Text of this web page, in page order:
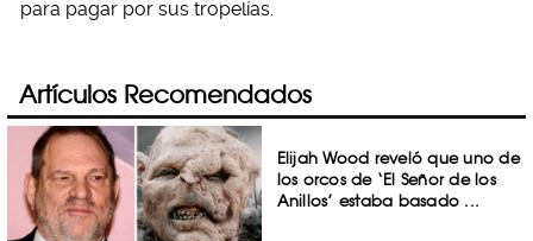
para pagar por sus tropelías.
Artículos Recomendados
Elijah Wood reveló que uno de
los orcos de ‘El Señor de los
Anillos’ estaba basado ...